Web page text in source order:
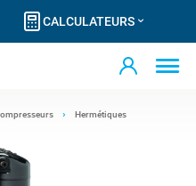
CALCULATEURS
Hermétiques